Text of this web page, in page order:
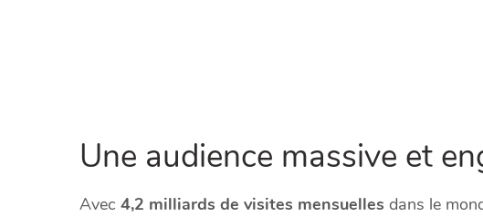
Une audience massive et
Avec 4,2 milliards de visites mensuelles dans le